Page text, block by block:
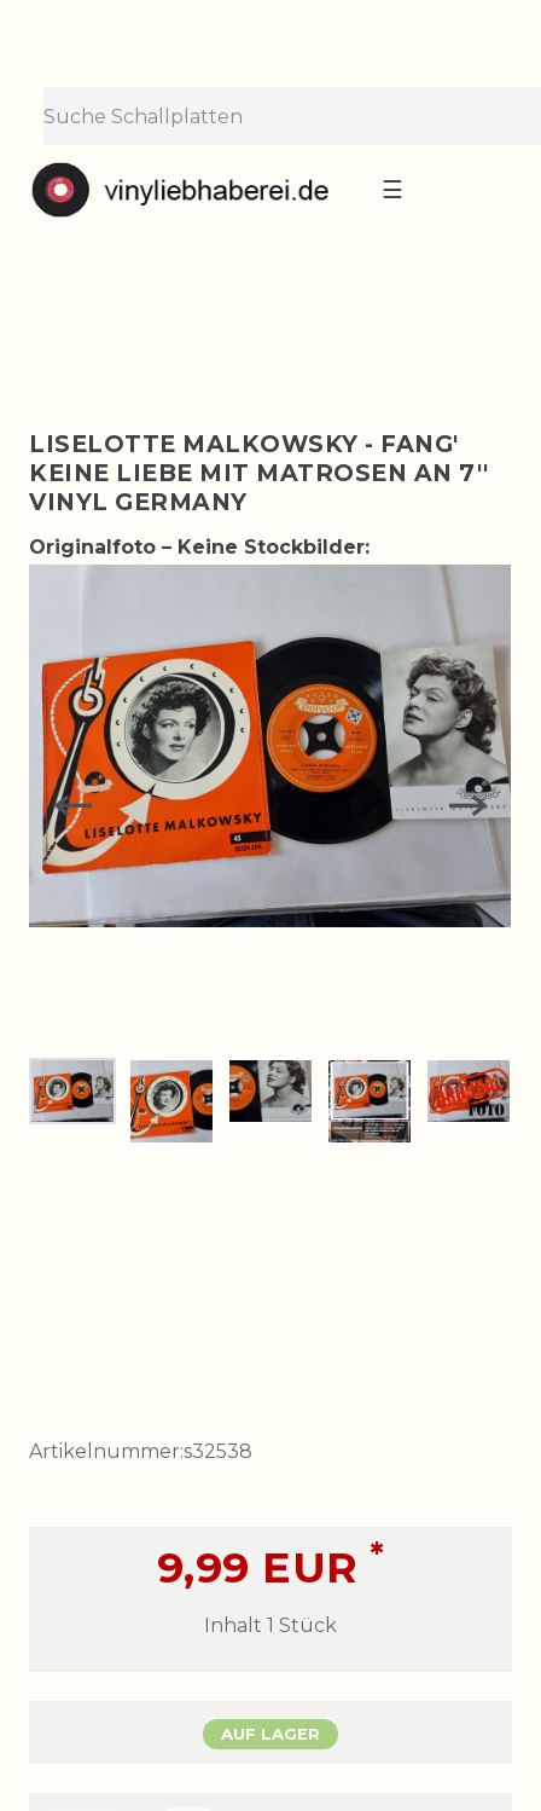
Bestellungen nehmen wir gerne entgegen —
der Versand startet wieder ab Montag, 31.
☰
LISELOTTE MALKOWSKY - FANG'
KEINE LIEBE MIT MATROSEN AN 7''
VINYL GERMANY
Originalfoto – Keine Stockbilder:
Artikelnummer:s32538
9,99 EUR *
Inhalt 1 Stück
AUF LAGER